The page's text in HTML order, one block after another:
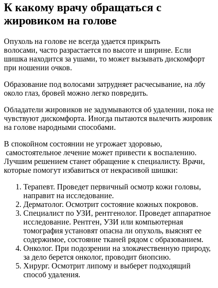
К какому врачу обращаться с
жировиком на голове
Опухоль на голове не всегда удается прикрыть
волосами, часто разрастается по высоте и ширине. Если
шишка находится за ушами, то может вызывать дискомфорт
при ношении очков.
Образование под волосами затрудняет расчесывание, на лбу
около глаз, бровей можно легко повредить.
Обладатели жировиков не задумываются об удалении, пока не
чувствуют дискомфорта. Иногда пытаются вылечить жировик
на голове народными способами.
В спокойном состоянии не угрожает здоровью,
самостоятельное лечение может привести к воспалению.
Лучшим решением станет обращение к специалисту. Врачи,
которые помогут избавиться от некрасивой шишки:
Терапевт. Проведет первичный осмотр кожи головы,
направит на исследование.
Дерматолог. Осмотрит состояние кожных покровов.
Специалист по УЗИ, рентгенолог. Проведет аппаратное
исследование. Рентген, УЗИ или компьютерная
томография установят опасна ли опухоль, выяснят ее
содержимое, состояние тканей рядом с образованием.
Онколог. При подозрении на злокачественную природу,
за дело берется онколог, проводит биопсию.
Хирург. Осмотрит липому и выберет подходящий
способ удаления.